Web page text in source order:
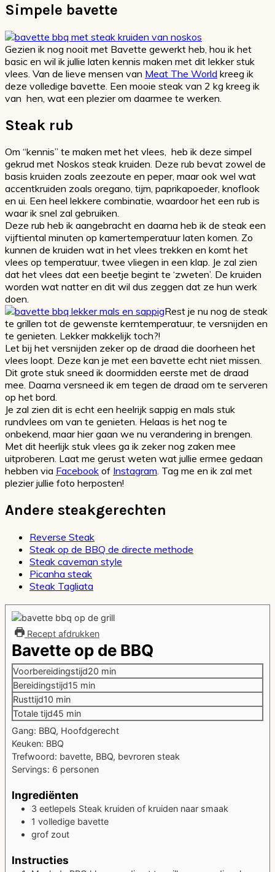
Simpele bavette
Gezien ik nog nooit met Bavette gewerkt heb, hou ik het
basic en wil ik jullie laten kennis maken met dit lekker stuk
vlees. Van de lieve mensen van Meat The World kreeg ik
deze volledige bavette. Een mooie steak van 2 kg kreeg ik
van hen, wat een plezier om daarmee te werken.
Steak rub
Om “kennis” te maken met het vlees, heb ik deze simpel
gekrud met Noskos steak kruiden. Deze rub bevat zowel de
basis kruiden zoals zeezoute en peper, maar ook wel wat
accentkruiden zoals oregano, tijm, paprikapoeder, knoflook
en ui. Een heel lekkere combinatie, waardoor het een rub is
waar ik snel zal gebruiken.
Deze rub heb ik aangebracht en daarna heb ik de steak een
vijftiental minuten op kamertemperatuur laten komen. Zo
kunnen de kruiden wat in het vlees trekken en komt het
vlees op temperatuur, twee vliegen in een klap. Je zal zien
dat het vlees dat een beetje begint te ‘zweten’. De kruiden
worden wat natter en dit wil dus zeggen dat ze hun werk
doen.
Rest je nu nog de steak
te grillen tot de gewenste kerntemperatuur, te versnijden en
te genieten. Lekker makkelijk toch?!
Let bij het versnijden zeker op de draad die doorheen het
vlees loopt. Deze kan je met een bavette echt niet missen.
Dit grote stuk sneed ik doormidden eerste met de draad
mee. Daarna versneed ik em tegen de draad om te serveren
op het bord.
Je zal zien dit is echt een heelrijk sappig en mals stuk
rundvlees om van te genieten. Helaas is het nog te
onbekend, maar hier gaan we nu verandering in brengen.
Met dit heerlijk stuk vlees ga ik zeker nog zaken mee
uitproberen. Laat me gerust weten wat jullie ermee gedaan
hebben via Facebook of Instagram. Tag me en ik zal met
plezier jullie foto herposten!
Andere steakgerechten
Reverse Steak
Steak op de BBQ de directe methode
Steak caveman style
Picanha steak
Steak Tagliata
Recept afdrukken
Bavette op de BBQ
Voorbereidingstijd20 minuten
min
Bereidingstijd15 minuten
min
Rusttijd10 minuten
min
Totale tijd45 minuten
min
Gang: BBQ, Hoofdgerecht
Keuken: BBQ
Trefwoord: bavette, BBQ, bevroren steak
Servings: 6 personen
Ingrediënten
3 eetlepels Steak kruiden of kruiden naar smaak
1 volledige bavette
grof zout
Instructies